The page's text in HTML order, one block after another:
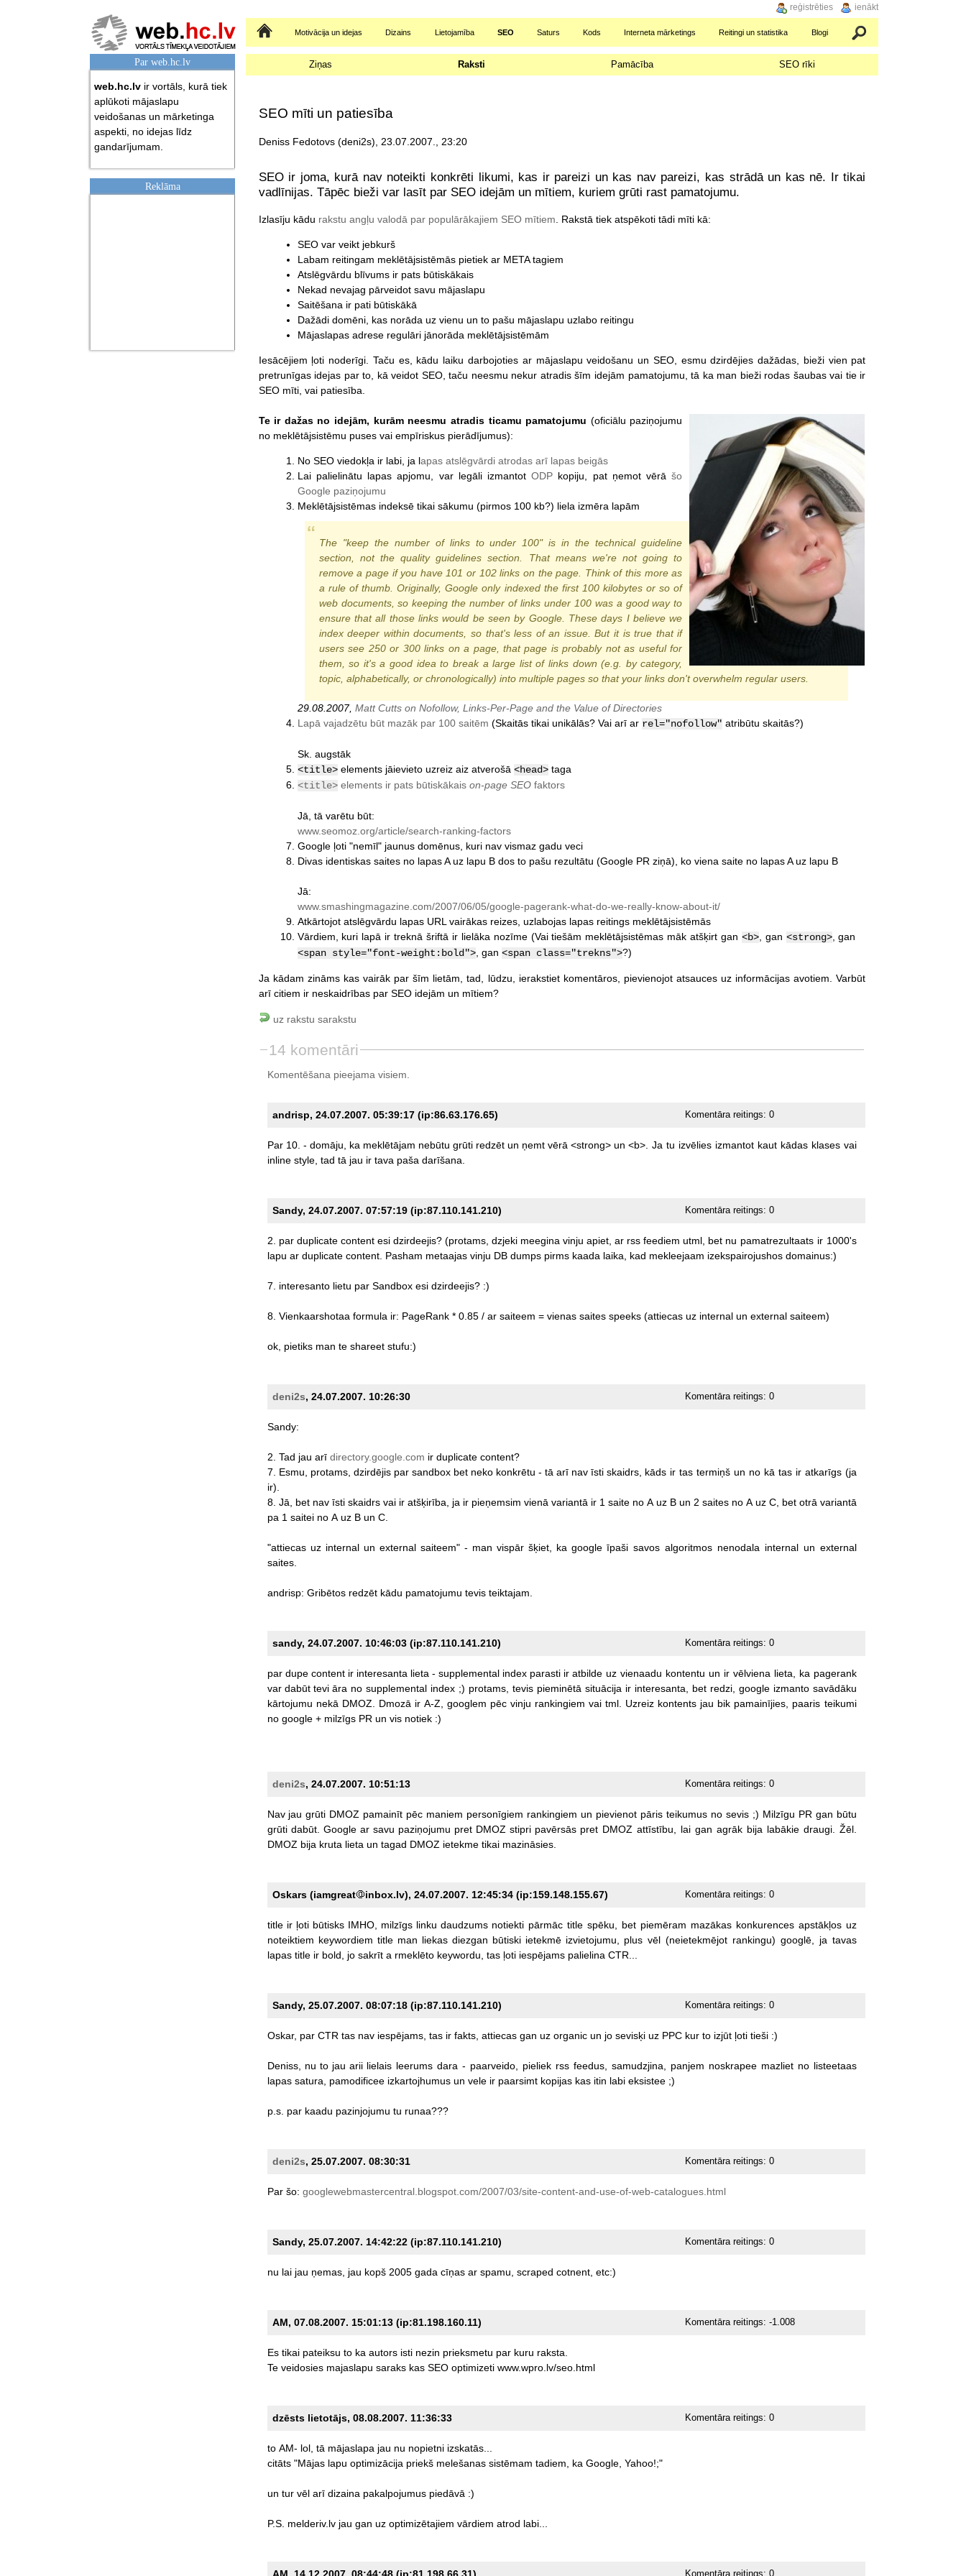
SākumlapaMotivācija un idejas Dizains Lietojamība SEO Saturs Kods Interneta mārketings Reitingi un statistika Blogi Meklēšana
Ziņas Raksti Pamācība SEO rīki
SEO mīti un patiesība
Deniss Fedotovs (deni2s), 23.07.2007., 23:20
SEO ir joma, kurā nav noteikti konkrēti likumi, kas ir pareizi un kas nav pareizi, kas strādā un kas nē. Ir tikai
vadlīnijas. Tāpēc bieži var lasīt par SEO idejām un mītiem, kuriem grūti rast pamatojumu.
Izlasīju kādu rakstu angļu valodā par populārākajiem SEO mītiem . Rakstā tiek atspēkoti tādi mīti kā:
SEO var veikt jebkurš
Labam reitingam meklētājsistēmās pietiek ar META tagiem
Atslēgvārdu blīvums ir pats būtiskākais
Nekad nevajag pārveidot savu mājaslapu
Saitēšana ir pati būtiskākā
Dažādi domēni, kas norāda uz vienu un to pašu mājaslapu uzlabo reitingu
Mājaslapas adrese regulāri jānorāda meklētājsistēmām
Iesācējiem ļoti noderīgi. Taču es, kādu laiku darbojoties ar mājaslapu veidošanu un SEO, esmu dzirdējies dažādas, bieži vien pat
pretrunīgas idejas par to, kā veidot SEO, taču neesmu nekur atradis šīm idejām pamatojumu, tā ka man bieži rodas šaubas vai tie ir
SEO mīti, vai patiesība.
Te ir dažas no idejām, kurām neesmu atradis ticamu pamatojumu (oficiālu paziņojumu
no meklētājsistēmu puses vai empīriskus pierādījumus):
No SEO viedokļa ir labi, ja lapas atslēgvārdi atrodas arī lapas beigās
Lai palielinātu lapas apjomu, var legāli izmantotODP kopiju, pat ņemot vērāšo
Google paziņojumu
Meklētājsistēmas indeksē tikai sākumu (pirmos 100 kb?) liela izmēra lapām
The "keep the number of links to under 100" is in the technical guideline
section, not the quality guidelines section. That means we're not going to
remove a page if you have 101 or 102 links on the page. Think of this more as
a rule of thumb. Originally, Google only indexed the first 100 kilobytes or so of
web documents, so keeping the number of links under 100 was a good way to
ensure that all those links would be seen by Google. These days I believe we
index deeper within documents, so that's less of an issue. But it is true that if
users see 250 or 300 links on a page, that page is probably not as useful for
them, so it's a good idea to break a large list of links down (e.g. by category,
topic, alphabetically, or chronologically) into multiple pages so that your links don't overwhelm regular users.
29.08.2007, Matt Cutts on Nofollow, Links-Per-Page and the Value of Directories
Lapā vajadzētu būt mazāk par 100 saitēm (Skaitās tikai unikālās? Vai arī ar rel="nofollow" atribūtu skaitās?)
Sk. augstāk
<title>elements jāievieto uzreiz aiz atverošā <head>taga
<title>elements ir pats būtiskākais on-page SEOfaktors
Jā, tā varētu būt:
www.seomoz.org/article/search-ranking-factors
Google ļoti "nemīl" jaunus domēnus, kuri nav vismaz gadu veci
Divas identiskas saites no lapas A uz lapu B dos to pašu rezultātu (Google PR ziņā), ko viena saite no lapas A uz lapu B
Jā:
www.smashingmagazine.com/2007/06/05/google-pagerank-what-do-we-really-know-about-it/
Atkārtojot atslēgvārdu lapas URL vairākas reizes, uzlabojas lapas reitings meklētājsistēmās
Vārdiem, kuri lapā ir treknā šriftā ir lielāka nozīme (Vai tiešām meklētājsistēmas māk atšķirt gan <b>, gan <strong>, gan
<span style="font-weight:bold">, gan <span class="trekns">?)
Ja kādam zināms kas vairāk par šīm lietām, tad, lūdzu, ierakstiet komentāros, pievienojot atsauces uz informācijas avotiem. Varbūt
arī citiem ir neskaidrības par SEO idejām un mītiem?
uz rakstu sarakstu
14 komentāri
Komentēšana pieejama visiem.
andrisp, 24.07.2007. 05:39:17 (ip:86.63.176.65) Komentāra reitings:0
Par 10. - domāju, ka meklētājam nebūtu grūti redzēt un ņemt vērā <strong> un <b>. Ja tu izvēlies izmantot kaut kādas klases vai
inline style, tad tā jau ir tava paša darīšana.
Sandy, 24.07.2007. 07:57:19 (ip:87.110.141.210) Komentāra reitings:0
2. par duplicate content esi dzirdeejis? (protams, dzjeki meegina vinju apiet, ar rss feediem utml, bet nu pamatrezultaats ir 1000's
lapu ar duplicate content. Pasham metaajas vinju DB dumps pirms kaada laika, kad mekleejaam izekspairojushos domainus:)
7. interesanto lietu par Sandbox esi dzirdeejis? :)
8. Vienkaarshotaa formula ir: PageRank * 0.85 / ar saiteem = vienas saites speeks (attiecas uz internal un external saiteem)
ok, pietiks man te shareet stufu:)
deni2s, 24.07.2007. 10:26:30 Komentāra reitings:0
Sandy:
2. Tad jau arī directory.google.com ir duplicate content?
7.
Esmu, protams, dzirdējis par sandbox bet neko konkrētu - tā arī nav īsti skaidrs, kāds ir tas termiņš un no kā tas ir atkarīgs (ja
ir).
8. Jā, bet nav īsti skaidrs vai ir atšķirība, ja ir pieņemsim vienā variantā ir 1 saite no A uz B un 2 saites no A uz C, bet otrā variantā
pa 1 saitei no A uz B un C.
"attiecas uz internal un external saiteem" - man vispār šķiet, ka google īpaši savos algoritmos nenodala internal un external
saites.
andrisp: Gribētos redzēt kādu pamatojumu tevis teiktajam.
sandy, 24.07.2007. 10:46:03 (ip:87.110.141.210) Komentāra reitings:0
par dupe content ir interesanta lieta - supplemental index parasti ir atbilde uz vienaadu kontentu un ir vēlviena lieta, ka pagerank
var dabūt tevi āra no supplemental index ;) protams, tevis pieminētā situācija ir interesanta, bet redzi, google izmanto savādāku
kārtojumu nekā DMOZ. Dmozā ir A-Z, googlem pēc vinju rankingiem vai tml. Uzreiz kontents jau bik pamainījies, paaris teikumi
no google + milzīgs PR un vis notiek :)
deni2s, 24.07.2007. 10:51:13 Komentāra reitings:0
Nav jau grūti DMOZ pamainīt pēc maniem personīgiem rankingiem un pievienot pāris teikumus no sevis ;) Milzīgu PR gan būtu
grūti dabūt. Google ar savu paziņojumu pret DMOZ stipri pavērsās pret DMOZ attīstību, lai gan agrāk bija labākie draugi.
Žēl.
DMOZ bija kruta lieta un tagad DMOZ ietekme tikai mazināsies.
Oskars (iamgreat inbox.lv), 24.07.2007. 12:45:34 (ip:159.148.155.67) Komentāra reitings:0
title ir ļoti būtisks IMHO, milzīgs linku daudzums notiekti pārmāc title spēku, bet piemēram mazākas konkurences apstākļos uz
noteiktiem keywordiem title man liekas diezgan būtiski ietekmē izvietojumu, plus vēl (neietekmējot rankingu) googlē, ja tavas
lapas title ir bold, jo sakrīt a rmeklēto keywordu, tas ļoti iespējams palielina CTR...
Sandy, 25.07.2007. 08:07:18 (ip:87.110.141.210) Komentāra reitings:0
Oskar, par CTR tas nav iespējams, tas ir fakts, attiecas gan uz organic un jo sevisķi uz PPC kur to izjūt ļoti tieši :)
Deniss, nu to jau arii lielais leerums dara - paarveido, pieliek rss feedus, samudzjina, panjem noskrapee mazliet no listeetaas
lapas satura, pamodificee izkartojhumus un vele ir paarsimt kopijas kas itin labi eksistee ;)
p.s. par kaadu pazinjojumu tu runaa???
deni2s, 25.07.2007. 08:30:31 Komentāra reitings:0
Par šo: googlewebmastercentral.blogspot.com/2007/03/site-content-and-use-of-web-catalogues.html
Sandy, 25.07.2007. 14:42:22 (ip:87.110.141.210) Komentāra reitings:0
nu lai jau ņemas, jau kopš 2005 gada cīņas ar spamu, scraped cotnent, etc:)
AM, 07.08.2007. 15:01:13 (ip:81.198.160.11) Komentāra reitings:-1.008
Es tikai pateiksu to ka autors isti nezin prieksmetu par kuru raksta.
Te veidosies majaslapu saraks kas SEO optimizeti www.wpro.lv/seo.html
dzēsts lietotājs, 08.08.2007. 11:36:33 Komentāra reitings:0
to AM- lol, tā mājaslapa jau nu nopietni izskatās...
citāts "Mājas lapu optimizācija priekš melešanas sistēmam tadiem, ka Google, Yahoo!;"
un tur vēl arī dizaina pakalpojumus piedāvā :)
P.S. melderiv.lv jau gan uz optimizētajiem vārdiem atrod labi...
AM, 14.12.2007. 08:44:48 (ip:81.198.66.31) Komentāra reitings:0
Par web.hc.lv
web.hc.lv ir vortāls, kurā tiek
aplūkoti mājaslapu
veidošanas un mārketinga
aspekti, no idejas līdz
gandarījumam.
Reklāma
ienākt
reģistrēties